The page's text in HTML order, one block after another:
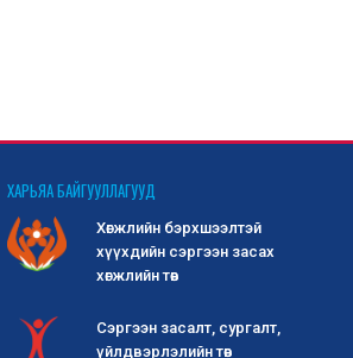
ХАРЬЯА БАЙГУУЛЛАГУУД
Хөгжлийн бэрхшээлтэй
хүүхдийн сэргээн засах
хөгжлийн төв
Сэргээн засалт, сургалт,
үйлдвэрлэлийн төв